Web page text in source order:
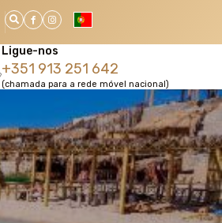
Ligue-nos
+351 913 251 642
(chamada para a rede móvel nacional)